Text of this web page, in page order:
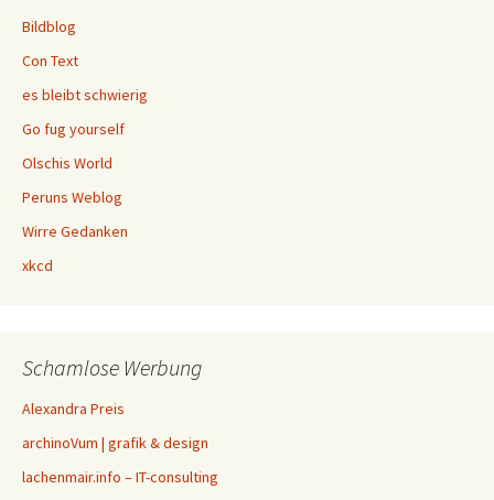
Bildblog
Con Text
es bleibt schwierig
Go fug yourself
Olschis World
Peruns Weblog
Wirre Gedanken
xkcd
Schamlose Werbung
Alexandra Preis
archinoVum | grafik & design
lachenmair.info – IT-consulting